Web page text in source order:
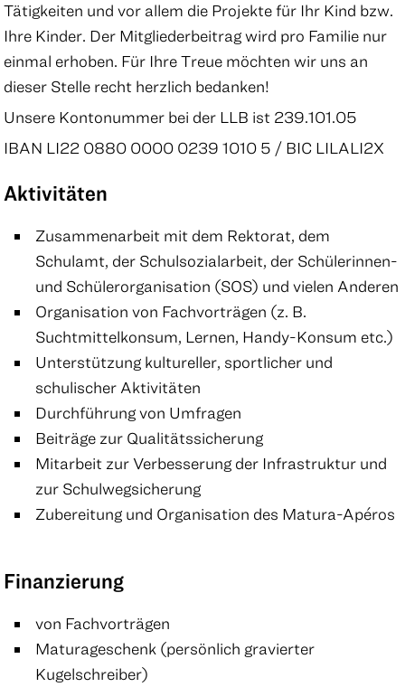
Tätigkeiten und vor allem die Projekte für Ihr Kind bzw.
Ihre Kinder. Der Mitgliederbeitrag wird pro Familie nur
einmal erhoben. Für Ihre Treue möchten wir uns an
dieser Stelle recht herzlich bedanken!
Unsere Kontonummer bei der LLB ist 239.101.05
IBAN LI22 0880 0000 0239 1010 5 / BIC LILALI2X
Aktivitäten
Zusammenarbeit mit dem Rektorat, dem
Schulamt, der Schulsozialarbeit, der Schülerinnen-
und Schülerorganisation (SOS) und vielen Anderen
Organisation von Fachvorträgen (z. B.
Suchtmittelkonsum, Lernen, Handy-Konsum etc.)
Unterstützung kultureller, sportlicher und
schulischer Aktivitäten
Durchführung von Umfragen
Beiträge zur Qualitätssicherung
Mitarbeit zur Verbesserung der Infrastruktur und
zur Schulwegsicherung
Zubereitung und Organisation des Matura-Apéros
Finanzierung
von Fachvorträgen
Maturageschenk (persönlich gravierter
Kugelschreiber)